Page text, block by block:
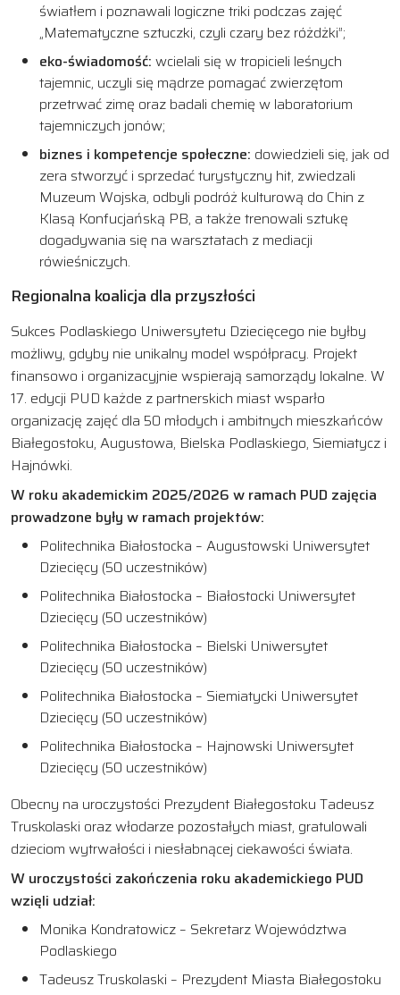
światłem i poznawali logiczne triki podczas zajęć
„Matematyczne sztuczki, czyli czary bez różdżki”;
eko-świadomość: wcielali się w tropicieli leśnych
tajemnic, uczyli się mądrze pomagać zwierzętom
przetrwać zimę oraz badali chemię w laboratorium
tajemniczych jonów;
biznes i kompetencje społeczne: dowiedzieli się, jak od
zera stworzyć i sprzedać turystyczny hit, zwiedzali
Muzeum Wojska, odbyli podróż kulturową do Chin z
Klasą Konfucjańską PB, a także trenowali sztukę
dogadywania się na warsztatach z mediacji
rówieśniczych.
Regionalna koalicja dla przyszłości
Sukces Podlaskiego Uniwersytetu Dziecięcego nie byłby
możliwy, gdyby nie unikalny model współpracy. Projekt
finansowo i organizacyjnie wspierają samorządy lokalne. W
17. edycji PUD każde z partnerskich miast wsparło
organizację zajęć dla 50 młodych i ambitnych mieszkańców
Białegostoku, Augustowa, Bielska Podlaskiego, Siemiatycz i
Hajnówki.
W roku akademickim 2025/2026 w ramach PUD zajęcia
prowadzone były w ramach projektów:
Politechnika Białostocka – Augustowski Uniwersytet
Dziecięcy (50 uczestników)
Politechnika Białostocka – Białostocki Uniwersytet
Dziecięcy (50 uczestników)
Politechnika Białostocka – Bielski Uniwersytet
Dziecięcy (50 uczestników)
Politechnika Białostocka – Siemiatycki Uniwersytet
Dziecięcy (50 uczestników)
Politechnika Białostocka – Hajnowski Uniwersytet
Dziecięcy (50 uczestników)
Obecny na uroczystości Prezydent Białegostoku Tadeusz
Truskolaski oraz włodarze pozostałych miast, gratulowali
dzieciom wytrwałości i niesłabnącej ciekawości świata.
W uroczystości zakończenia roku akademickiego PUD
wzięli udział:
Monika Kondratowicz – Sekretarz Województwa
Podlaskiego
Tadeusz Truskolaski – Prezydent Miasta Białegostoku